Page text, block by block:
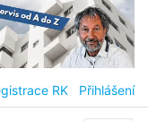
RK Přihlášení